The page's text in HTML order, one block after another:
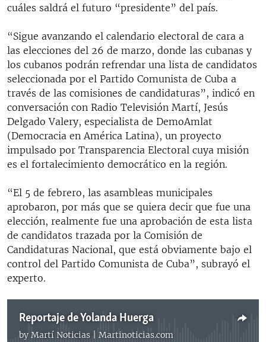
LA INVASIÓN DE RUSIA A UCRANIA
cuáles saldrá el futuro “presidente” del país.
“Sigue avanzando el calendario electoral de cara a
las elecciones del 26 de marzo, donde las cubanas y
los cubanos podrán refrendar una lista de candidatos
seleccionada por el Partido Comunista de Cuba a
través de las comisiones de candidaturas”, indicó en
conversación con Radio Televisión Martí, Jesús
Delgado Valery, especialista de DemoAmlat
(Democracia en América Latina), un proyecto
impulsado por Transparencia Electoral cuya misión
es el fortalecimiento democrático en la región.
“El 5 de febrero, las asambleas municipales
aprobaron, por más que se quiera decir que fue una
elección, realmente fue una aprobación de esta lista
de candidatos trazada por la Comisión de
Candidaturas Nacional, que está obviamente bajo el
control del Partido Comunista de Cuba”, subrayó el
experto.
Reportaje de Yolanda Huerga
by Martí Noticias | Martinoticias.com